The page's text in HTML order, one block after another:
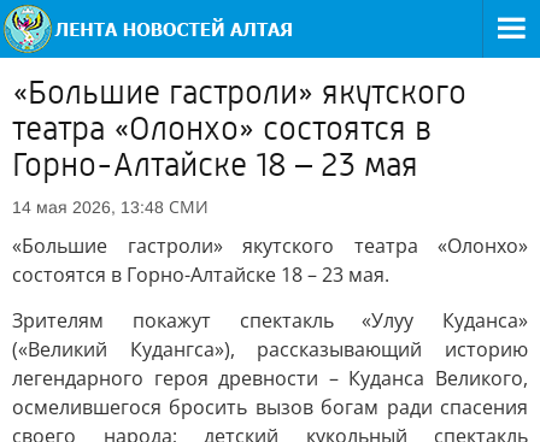
«Большие гастроли» якутского
театра «Олонхо» состоятся в
Горно-Алтайске 18 – 23 мая
14 мая 2026, 13:48 СМИ
«Большие гастроли» якутского театра «Олонхо»
состоятся в Горно-Алтайске 18 – 23 мая.
Зрителям покажут спектакль «Улуу Куданса»
(«Великий Кудангса»), рассказывающий историю
легендарного героя древности – Куданса Великого,
осмелившегося бросить вызов богам ради спасения
своего народа; детский кукольный спектакль